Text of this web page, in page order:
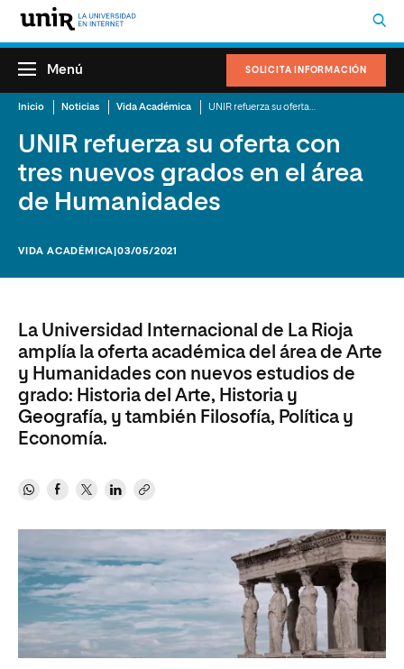
SOLICITA INFORMACIÓN
Menú
Inicio Noticias Vida Académica
UNIR refuerza su oferta con
tres nuevos grados en el área
de Humanidades
VIDA ACADÉMICA |03/05/2021
La Universidad Internacional de La Rioja
amplía la oferta académica del área de Arte
y Humanidades con nuevos estudios de
grado: Historia del Arte, Historia y
Geografía, y también Filosofía, Política y
Economía.